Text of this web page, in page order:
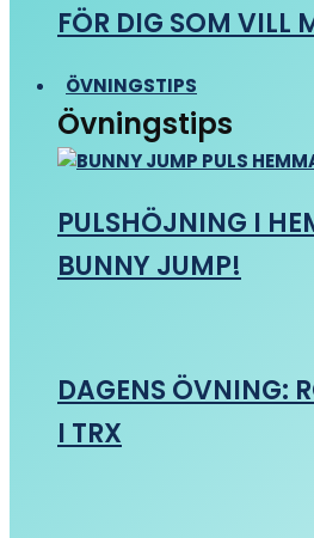
FÖR DIG SOM VILL
ÖVNINGSTIPS
Övningstips
PULSHÖJNING I
BUNNY JUMP!
DAGENS ÖVNING:
I TRX